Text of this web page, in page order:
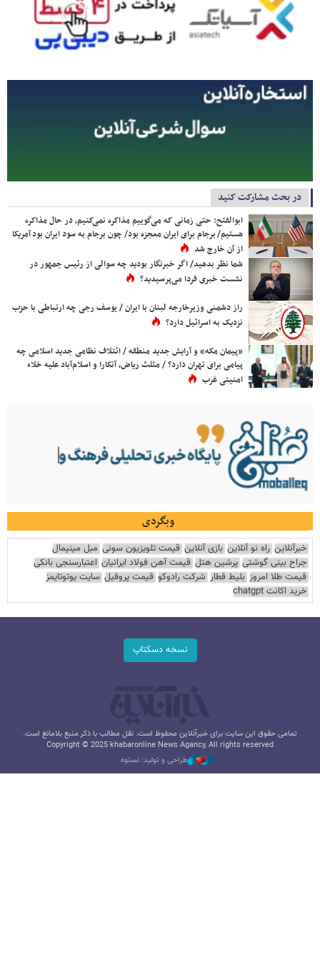
در بحث مشارکت کنید
ابوالفتح: حتی زمانی که می‌گوییم مذاکره نمی‌کنیم، در حال مذاکره
هستیم/ برجام برای ایران معجزه بود/ چون برجام به سود ایران بود آمریکا
از آن خارج شد
شما نظر بدهید/ اگر خبرنگار بودید چه سوالی از رئیس جمهور در
نشست خبری فردا می‌پرسیدید؟
راز دشمنی وزیرخارجه لبنان با ایران / یوسف رجی چه ارتباطی با حزب
نزدیک به اسرائیل دارد؟
«پیمان مکه» و آرایش جدید منطقه / ائتلاف نظامی جدید اسلامی چه
پیامی برای تهران دارد؟ / مثلث ریاض، آنکارا و اسلام‌آباد علیه خلاء
امنیتی غرب
وبگردی
خبرآنلاین راه نو آنلاین بازی آنلاین قیمت تلویزیون سونی مبل مینیمال
جراح بینی گوشتی پرشین هتل قیمت آهن فولاد ایرانیان اعتبارسنجی بانکی
قیمت طلا امروز بلیط قطار شرکت رادوکو قیمت پروفیل سایت یوتوتایمز
خرید اکانت chatgpt
نسخه دسکتاپ
تمامی حقوق این سایت برای خبرآنلاین محفوظ است. نقل مطالب با ذکر منبع بلامانع است.
Copyright © 2025 khabaronline News Agancy, All rights reserved
طراحی و تولید: نستوه